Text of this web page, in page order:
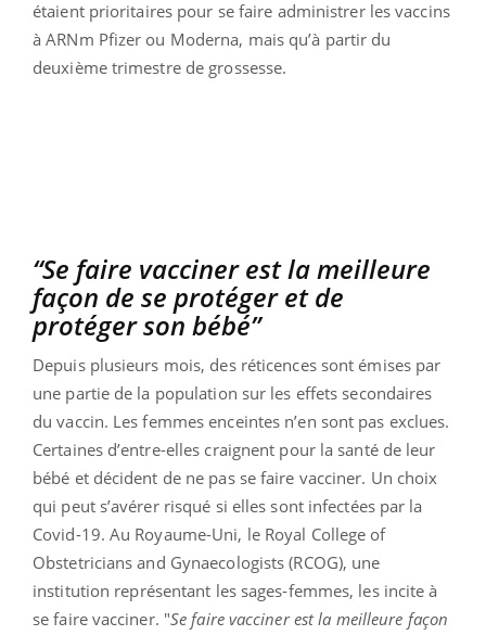
étaient prioritaires pour se faire administrer les vaccins
à ARNm Pfizer ou Moderna, mais qu’à partir du
deuxième trimestre de grossesse.
“Se faire vacciner est la meilleure
façon de se protéger et de
protéger son bébé”
Depuis plusieurs mois, des réticences sont émises par
une partie de la population sur les effets secondaires
du vaccin. Les femmes enceintes n’en sont pas exclues.
Certaines d’entre-elles craignent pour la santé de leur
bébé et décident de ne pas se faire vacciner. Un choix
qui peut s’avérer risqué si elles sont infectées par la
Covid-19. Au Royaume-Uni, le Royal College of
Obstetricians and Gynaecologists (RCOG), une
institution représentant les sages-femmes, les incite à
se faire vacciner. "Se faire vacciner est la meilleure façon